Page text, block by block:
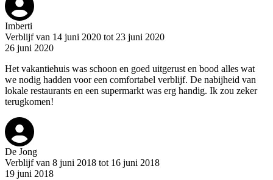
Imberti
Verblijf van 14 juni 2020 tot 23 juni 2020
26 juni 2020
Het vakantiehuis was schoon en goed uitgerust en bood alles wat
we nodig hadden voor een comfortabel verblijf. De nabijheid van
lokale restaurants en een supermarkt was erg handig. Ik zou zeker
terugkomen!
De Jong
Verblijf van 8 juni 2018 tot 16 juni 2018
19 juni 2018